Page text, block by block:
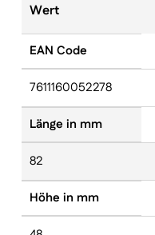
Wert
EAN Code
7611160052278
Länge in mm
82
Höhe in mm